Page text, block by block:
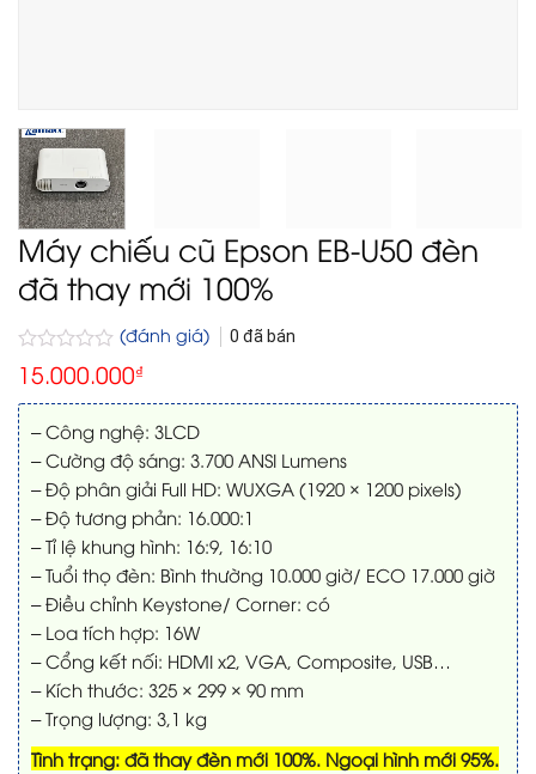
Máy chiếu cũ Epson EB-U50 đèn
đã thay mới 100%
Được
xếp
hạng
0
5
sao
(đánh giá) 0 đã bán
15.000.000₫
– Công nghệ: 3LCD
– Cường độ sáng: 3.700 ANSI Lumens
– Độ phân giải Full HD: WUXGA (1920 × 1200 pixels)
– Độ tương phản: 16.000:1
– Tỉ lệ khung hình: 16:9, 16:10
– Tuổi thọ đèn: Bình thường 10.000 giờ/ ECO 17.000 giờ
– Điều chỉnh Keystone/ Corner: có
– Loa tích hợp: 16W
– Cổng kết nối: HDMI x2, VGA, Composite, USB…
– Kích thước: 325 × 299 × 90 mm
– Trọng lượng: 3,1 kg
Tình trạng: đã thay đèn mới 100%. Ngoại hình mới 95%.